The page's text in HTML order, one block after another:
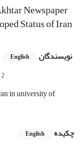
Newspaper
Status of Iran
نویسندگان English
2
in university of
چکیده
English